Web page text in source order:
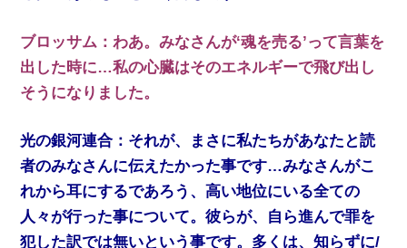
ブロッサム：わあ。みなさんが‘魂を売る’って言葉を
出した時に…私の心臓はそのエネルギーで飛び出し
そうになりました。
光の銀河連合：それが、まさに私たちがあなたと読
者のみなさんに伝えたかった事です…みなさんがこ
れから耳にするであろう、高い地位にいる全ての
人々が行った事について。彼らが、自ら進んで罪を
犯した訳では無いという事です。多くは、知らずに/